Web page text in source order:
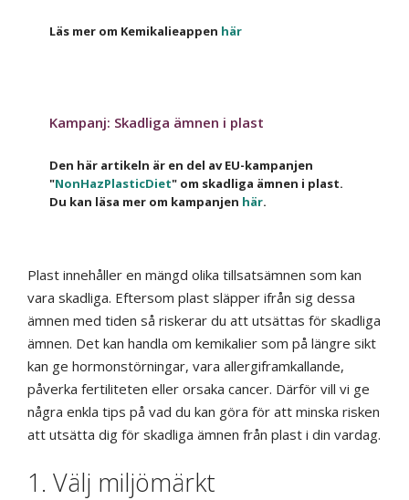
Läs mer om Kemikalieappen här
Kampanj: Skadliga ämnen i plast
Den här artikeln är en del av EU-kampanjen
"NonHazPlasticDiet" om skadliga ämnen i plast.
Du kan läsa mer om kampanjen här.
Plast innehåller en mängd olika tillsatsämnen som kan
vara skadliga. Eftersom plast släpper ifrån sig dessa
ämnen med tiden så riskerar du att utsättas för skadliga
ämnen. Det kan handla om kemikalier som på längre sikt
kan ge hormonstörningar, vara allergiframkallande,
påverka fertiliteten eller orsaka cancer. Därför vill vi ge
några enkla tips på vad du kan göra för att minska risken
att utsätta dig för skadliga ämnen från plast i din vardag.
1. Välj miljömärkt